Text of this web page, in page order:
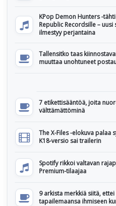
KPop Demon Hunters -
Republic Recordsille –
ilmestyy perjantaina
Tallensitko taas
muuttaa unohtuneet
7 etikettisääntöä, joita
välttämättöminä
The X-Files -elokuva palaa
K18-versio sai trailerin
Spotify rikkoi valtavan
Premium-tilaajaa
9 arkista merkkiä siitä,
tapailemaansa ihmiseen